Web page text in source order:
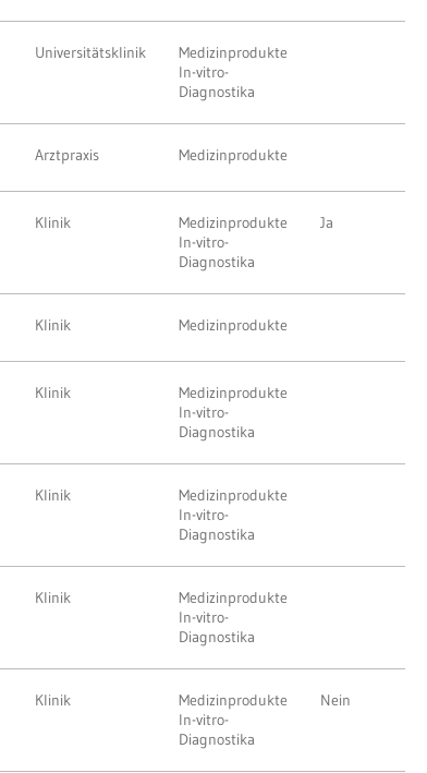
Universitätsklinik
Medizinprodukte
In-vitro-
Diagnostika
Arztpraxis Medizinprodukte
Klinik
Medizinprodukte
In-vitro-
Diagnostika
Ja
Klinik Medizinprodukte
Klinik
Medizinprodukte
In-vitro-
Diagnostika
Klinik
Medizinprodukte
In-vitro-
Diagnostika
Klinik
Medizinprodukte
In-vitro-
Diagnostika
Klinik
Medizinprodukte
In-vitro-
Diagnostika
Nein